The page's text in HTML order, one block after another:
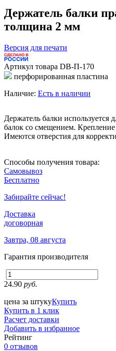
Держатель балки
толщина 2 мм
Версия для печати
Артикул товара DB-П-170
перфорированная пластина
Наличие: Есть в наличии
Держатель балки используется
балок со смещением.
Имеются отверстия для
Способы получения товара:
Самовывоз
Бесплатно
Забирайте сейчас!
Доставка
договорная
Завтра, 08 августа
Гарантия производителя
24.90 руб.
цена за штукуКупить
Купить в 1 клик
Расчет доставки
Добавить в избранное
Рейтинг
0 отзывов